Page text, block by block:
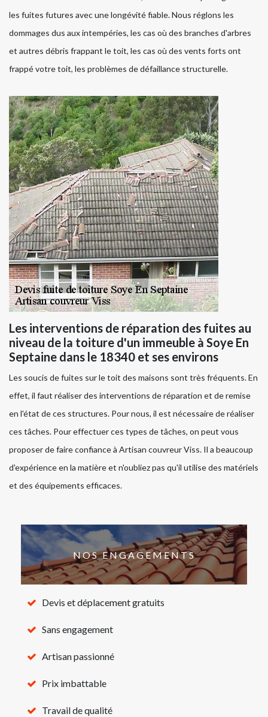
les fuites futures avec une longévité fiable. Nous réglons les
dommages dus aux intempéries, les cas où des branches d'arbres
et autres débris frappant le toit, les cas où des vents forts ont
frappé votre toit, les problèmes de défaillance structurelle.
Les interventions de réparation des fuites au
niveau de la toiture d'un immeuble à Soye En
Septaine dans le 18340 et ses environs
Les soucis de fuites sur le toit des maisons sont très fréquents. En
effet, il faut réaliser des interventions de réparation et de remise
en l'état de ces structures. Pour nous, il est nécessaire de réaliser
ces tâches. Pour effectuer ces types de tâches, on peut vous
proposer de faire confiance à Artisan couvreur Viss. Il a beaucoup
d'expérience en la matière et n'oubliez pas qu'il utilise des matériels
et des équipements efficaces.
NOS ENGAGEMENTS
Devis et déplacement gratuits
Sans engagement
Artisan passionné
Prix imbattable
Travail de qualité